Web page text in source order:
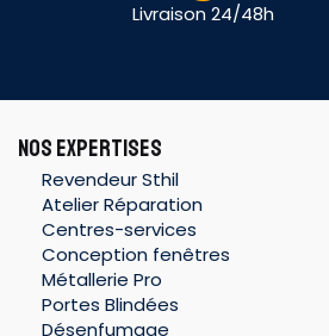
Livraison 24/48h
NOS EXPERTISES
Revendeur Sthil
Atelier Réparation
Centres-services
Conception fenêtres
Métallerie Pro
Portes Blindées
Désenfumage